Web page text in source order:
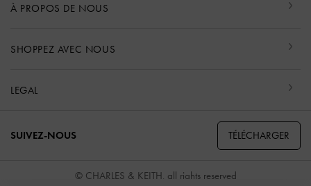
À PROPOS DE NOUS
SHOPPEZ AVEC NOUS
LEGAL
SUIVEZ-NOUS TÉLÉCHARGER
© CHARLES & KEITH, all rights reserved